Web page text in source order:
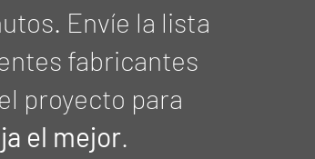
Envíe la lista
fabricantes
proyecto para
el mejor.